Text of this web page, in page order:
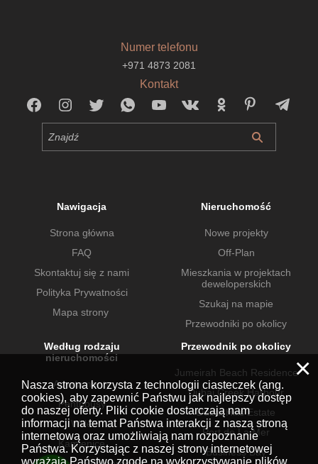
Numer telefonu
+971 4873 2081
Kontakt
Nawigacja
Strona główna
FAQ
Skontaktuj się z nami
Polityka Prywatności
Mapa strony
Nieruchomość
Nowe projekty
Off-Plan
Mieszkania w projektach
deweloperskich
Szukaj na mapie
Przewodniki po okolicy
Według rodzaju
nieruchomości
Apartamenty
Penthousy
Wille
Kamienice
Przewodnik po okolicy
Jumeirah Beach Residence
Dubai Creek Harbour
Dubai Hills Estate
Port de La Mer
Business Bay
×
Nasza strona korzysta z technologii ciasteczek (ang.
cookies), aby zapewnić Państwu jak najlepszy dostęp
do naszej oferty. Pliki cookie dostarczają nam
informacji na temat Państwa interakcji z naszą stroną
internetową oraz umożliwiają nam rozpoznanie
Państwa. Korzystając z naszej strony internetowej
wyrażają Państwo zgodę na wykorzystywanie plików